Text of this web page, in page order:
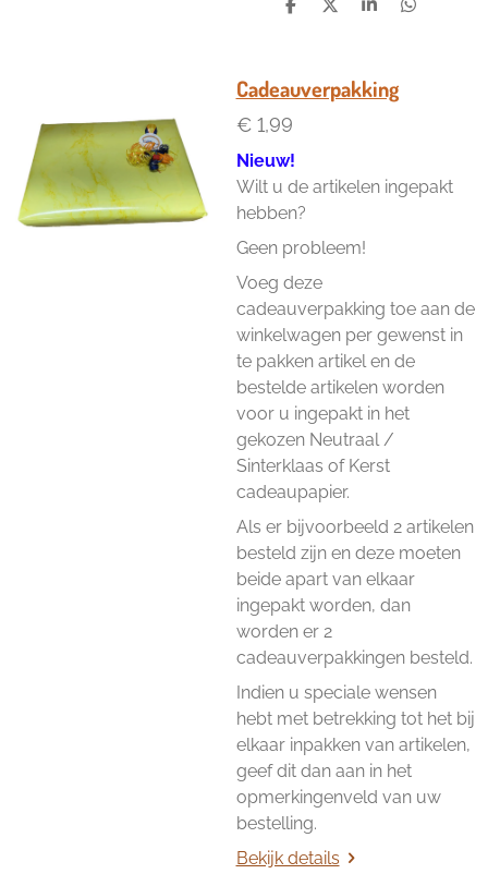
D
D
S
e
D
Cadeauverpakking
€ 1,99
Nieuw!
Wilt u de artikelen ingepakt
hebben?
Geen probleem!
Voeg deze
cadeauverpakking toe aan de
winkelwagen per gewenst in
te pakken artikel en de
bestelde artikelen worden
voor u ingepakt in het
gekozen Neutraal /
Sinterklaas of Kerst
cadeaupapier.
Als er bijvoorbeeld 2 artikelen
besteld zijn en deze moeten
beide apart van elkaar
ingepakt worden, dan
worden er 2
cadeauverpakkingen besteld.
Indien u speciale wensen
hebt met betrekking tot het bij
elkaar inpakken van artikelen,
geef dit dan aan in het
opmerkingenveld van uw
bestelling.
Bekijk details